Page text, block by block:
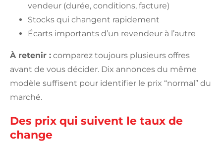
vendeur (durée, conditions, facture)
Stocks qui changent rapidement
Écarts importants d’un revendeur à l’autre
À retenir : comparez toujours plusieurs offres
avant de vous décider. Dix annonces du même
modèle suffisent pour identifier le prix “normal” du
marché.
Des prix qui suivent le taux de
change